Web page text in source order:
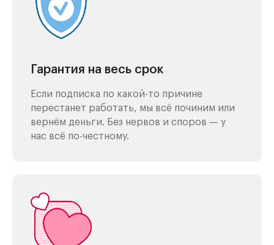
Гарантия на весь срок
Если подписка по какой-то причине
перестанет работать, мы всё починим или
вернём деньги. Без нервов и споров — у
нас всё по-честному.